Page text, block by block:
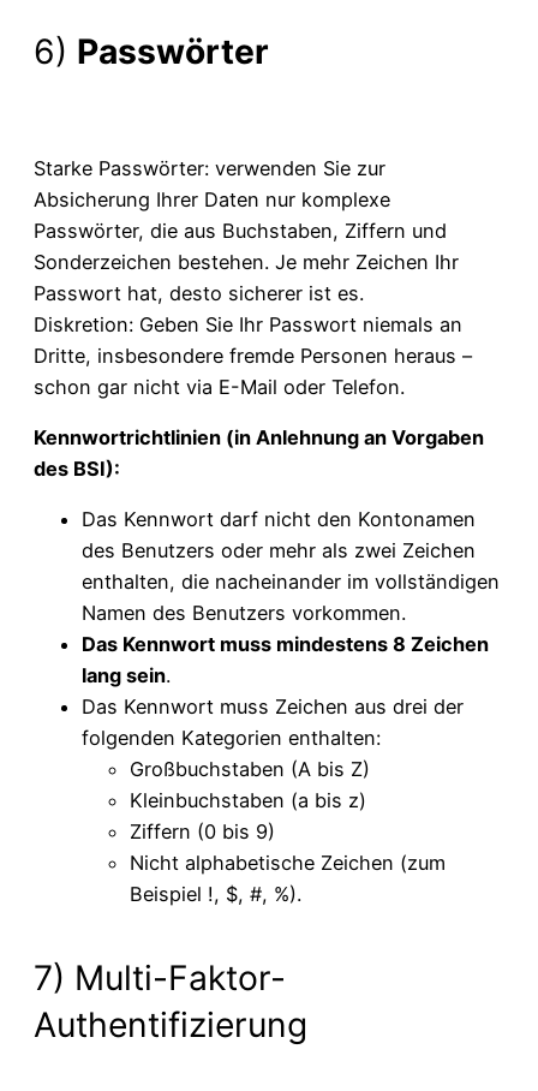
6) Passwörter
Starke Passwörter: verwenden Sie zur
Absicherung Ihrer Daten nur komplexe
Passwörter, die aus Buchstaben, Ziffern und
Sonderzeichen bestehen. Je mehr Zeichen Ihr
Passwort hat, desto sicherer ist es.
Diskretion: Geben Sie Ihr Passwort niemals an
Dritte, insbesondere fremde Personen heraus –
schon gar nicht via E-Mail oder Telefon.
Kennwortrichtlinien (in Anlehnung an Vorgaben
des BSI):
Das Kennwort darf nicht den Kontonamen
des Benutzers oder mehr als zwei Zeichen
enthalten, die nacheinander im vollständigen
Namen des Benutzers vorkommen.
Das Kennwort muss mindestens 8 Zeichen
lang sein.
Das Kennwort muss Zeichen aus drei der
folgenden Kategorien enthalten:
Großbuchstaben (A bis Z)
Kleinbuchstaben (a bis z)
Ziffern (0 bis 9)
Nicht alphabetische Zeichen (zum
Beispiel !, $, #, %).
7) Multi-Faktor-
Authentifizierung